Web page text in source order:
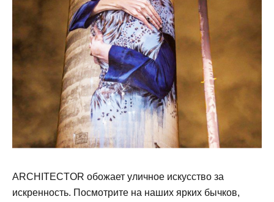
ARCHITECTOR обожает уличное искусство за
искренность. Посмотрите на наших ярких бычков,